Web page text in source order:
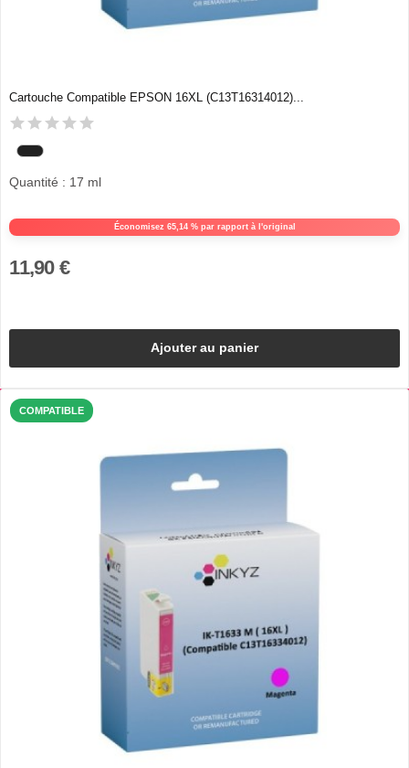
Cartouche Compatible EPSON 16XL (C13T16314012)...
Économisez 65,14 % par rapport à l'original
Quantité : 17 ml
11,90 €
Ajouter au panier
COMPATIBLE